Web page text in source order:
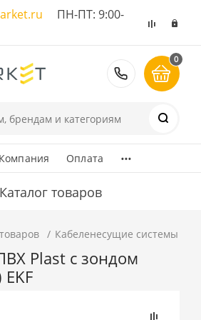
ПН-ПТ: 9:00-
8 (495)
0
Компания Оплата ...
Каталог товаров
Кабеленесущие системы
Plast с зондом